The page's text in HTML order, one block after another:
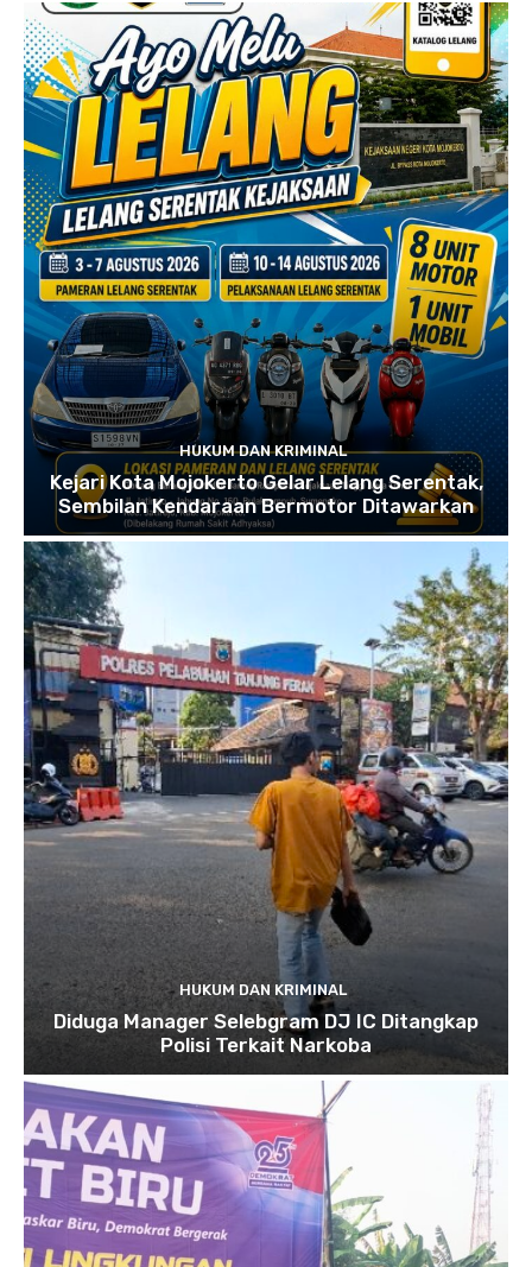
HUKUM DAN KRIMINAL
Kejari Kota Mojokerto Gelar Lelang Serentak,
Sembilan Kendaraan Bermotor Ditawarkan
HUKUM DAN KRIMINAL
Diduga Manager Selebgram DJ IC Ditangkap
Polisi Terkait Narkoba